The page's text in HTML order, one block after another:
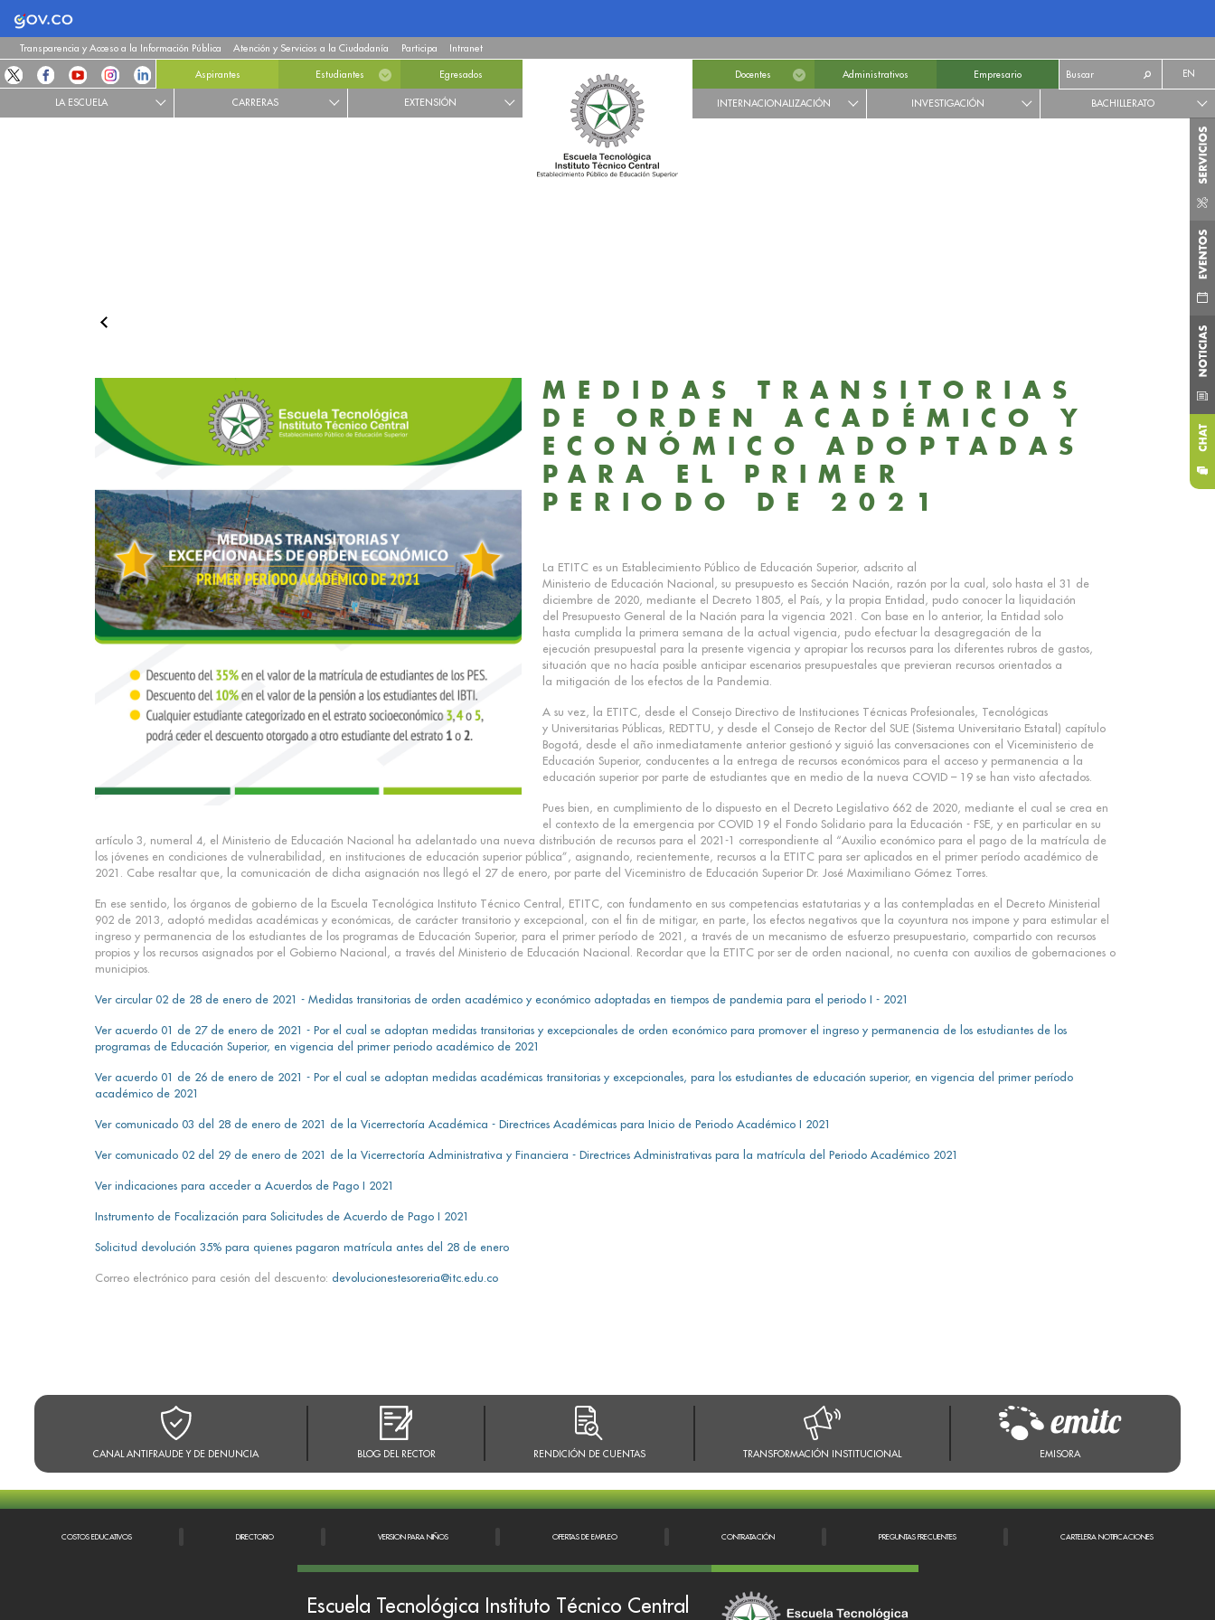
Logo Gobierno de Colombia
Transparencia y Acceso a la Información Pública Atención y Servicios a la Ciudadanía Participa Intranet
Aspirantes Estudiantes Egresados
LA ESCUELA CARRERAS EXTENSIÓN
Docentes Administrativos Empresario EN
INTERNACIONALIZACIÓN INVESTIGACIÓN BACHILLERATO
CANAL ANTIFRAUDE Y DE DENUNCIA BLOG DEL RECTOR RENDICIÓN DE CUENTAS TRANSFORMACIÓN INSTITUCIONAL EMISORA
MEDIDAS TRANSITORIAS
DE ORDEN ACADÉMICO Y
ECONÓMICO ADOPTADAS
PARA EL PRIMER
PERIODO DE 2021
La ETITC es un Establecimiento Público de Educación Superior, adscrito al
Ministerio de Educación Nacional, su presupuesto es Sección Nación, razón por la cual, solo hasta el 31 de
diciembre de 2020, mediante el Decreto 1805, el País, y la propia Entidad, pudo conocer la liquidación
del Presupuesto General de la Nación para la vigencia 2021. Con base en lo anterior, la Entidad solo
hasta cumplida la primera semana de la actual vigencia, pudo efectuar la desagregación de la
ejecución presupuestal para la presente vigencia y apropiar los recursos para los diferentes rubros de gastos,
situación que no hacía posible anticipar escenarios presupuestales que previeran recursos orientados a
la mitigación de los efectos de la Pandemia.
A su vez, la ETITC, desde el Consejo Directivo de Instituciones Técnicas Profesionales, Tecnológicas
y Universitarias Públicas, REDTTU, y desde el Consejo de Rector del SUE (Sistema Universitario Estatal) capítulo
Bogotá, desde el año inmediatamente anterior gestionó y siguió las conversaciones con el Viceministerio de
Educación Superior, conducentes a la entrega de recursos económicos para el acceso y permanencia a la
educación superior por parte de estudiantes que en medio de la nueva COVID – 19 se han visto afectados.
Pues bien, en cumplimiento de lo dispuesto en el Decreto Legislativo 662 de 2020, mediante el cual se crea en
el contexto de la emergencia por COVID 19 el Fondo Solidario para la Educación - FSE, y en particular en su
artículo 3, numeral 4, el Ministerio de Educación Nacional ha adelantado una nueva distribución de recursos para el 2021-1 correspondiente al “Auxilio económico para el pago de la matrícula de
los jóvenes en condiciones de vulnerabilidad, en instituciones de educación superior pública”, asignando, recientemente, recursos a la ETITC para ser aplicados en el primer período académico de
2021. Cabe resaltar que, la comunicación de dicha asignación nos llegó el 27 de enero, por parte del Viceministro de Educación Superior Dr. José Maximiliano Gómez Torres.
En ese sentido, los órganos de gobierno de la Escuela Tecnológica Instituto Técnico Central, ETITC, con fundamento en sus competencias estatutarias y a las contempladas en el Decreto Ministerial
902 de 2013, adoptó medidas académicas y económicas, de carácter transitorio y excepcional, con el fin de mitigar, en parte, los efectos negativos que la coyuntura nos impone y para estimular el
ingreso y permanencia de los estudiantes de los programas de Educación Superior, para el primer período de 2021, a través de un mecanismo de esfuerzo presupuestario, compartido con recursos
propios y los recursos asignados por el Gobierno Nacional, a través del Ministerio de Educación Nacional. Recordar que la ETITC por ser de orden nacional, no cuenta con auxilios de gobernaciones o
municipios.
Ver circular 02 de 28 de enero de 2021 - Medidas transitorias de orden académico y económico adoptadas en tiempos de pandemia para el periodo I - 2021
Ver acuerdo 01 de 27 de enero de 2021 - Por el cual se adoptan medidas transitorias y excepcionales de orden económico para promover el ingreso y permanencia de los estudiantes de los
programas de Educación Superior, en vigencia del primer periodo académico de 2021
Ver acuerdo 01 de 26 de enero de 2021 - Por el cual se adoptan medidas académicas transitorias y excepcionales, para los estudiantes de educación superior, en vigencia del primer período
académico de 2021
Ver comunicado 03 del 28 de enero de 2021 de la Vicerrectoría Académica - Directrices Académicas para Inicio de Periodo Académico I 2021
Ver comunicado 02 del 29 de enero de 2021 de la Vicerrectoría Administrativa y Financiera - Directrices Administrativas para la matrícula del Periodo Académico 2021
Ver indicaciones para acceder a Acuerdos de Pago I 2021
Instrumento de Focalización para Solicitudes de Acuerdo de Pago I 2021
Solicitud devolución 35% para quienes pagaron matrícula antes del 28 de enero
Correo electrónico para cesión del descuento: devolucionestesoreria@itc.edu.co
COSTOS EDUCATIVOS DIRECTORIO VERSION PARA NIÑOS OFERTAS DE EMPLEO CONTRATACIÓN PREGUNTAS FRECUENTES CARTELERA NOTIFICACIONES
Escuela Tecnológica Instituto Técnico Central